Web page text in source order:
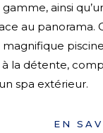
ainsi
au panorama.
la détente,
spa extérieur.
EN